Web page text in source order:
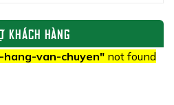
KHÁCH HÀNG
van-chuyen" not found